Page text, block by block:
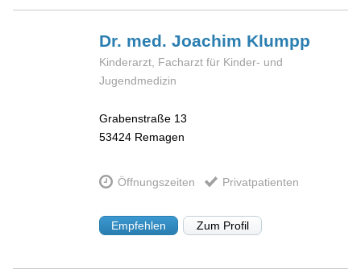
Dr. med. Joachim Klumpp
Kinderarzt, Facharzt für Kinder- und
Jugendmedizin
Grabenstraße 13
53424 Remagen
Öffnungszeiten Privatpatienten
Empfehlen Zum Profil